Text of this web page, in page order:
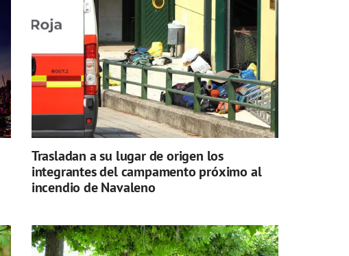
Trasladan a su lugar de origen los
integrantes del campamento próximo al
incendio de Navaleno